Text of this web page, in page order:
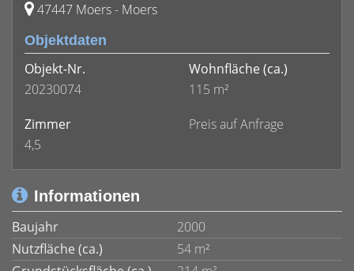
47447 Moers - Moers
Objektdaten
Objekt-Nr.
20230074
Wohnfläche (ca.)
115 m²
Zimmer
4,5
Preis auf Anfrage
Informationen
Baujahr
2000
Nutzfläche (ca.)
54 m²